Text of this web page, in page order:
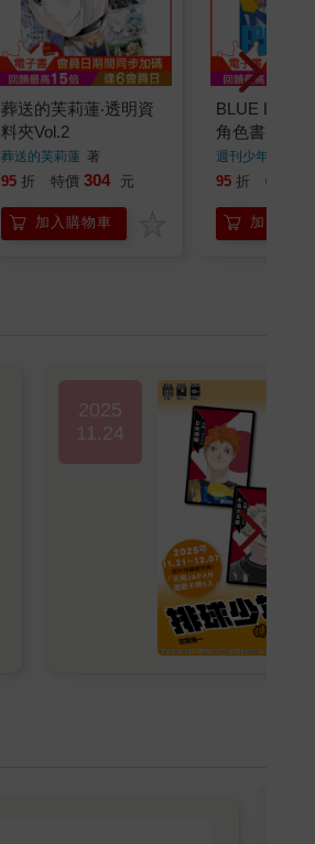
葬送的芙莉蓮‧透明資
料夾Vol.2
葬送的芙莉蓮 著
95 折 特價 304 元
加入購物車
BLUE LOCK
角色書
BIBLE(全)
週刊少年
著
95 折 特價
加入購物
2025
11.24